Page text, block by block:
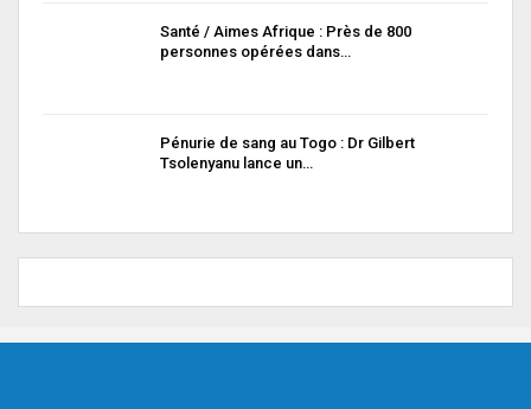
Santé / Aimes Afrique : Près de 800
personnes opérées dans…
Pénurie de sang au Togo : Dr Gilbert
Tsolenyanu lance un…